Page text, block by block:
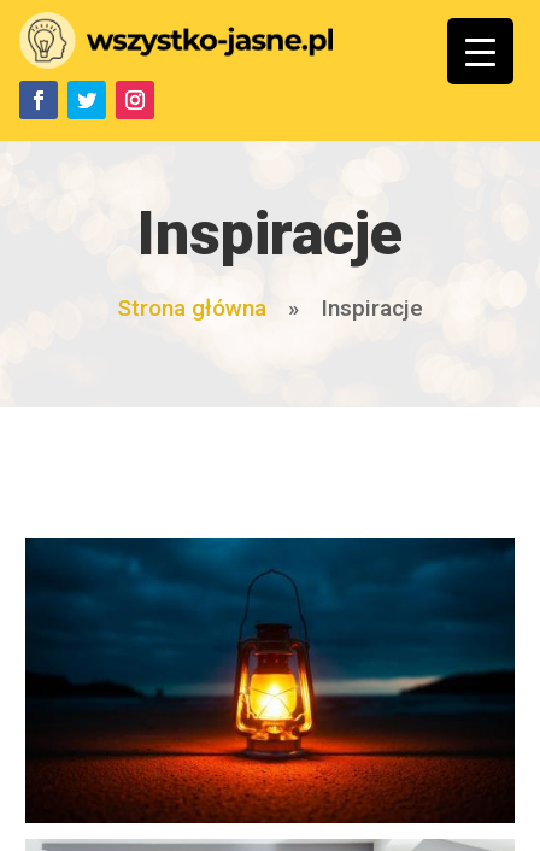
Inspiracje
Strona główna » Inspiracje